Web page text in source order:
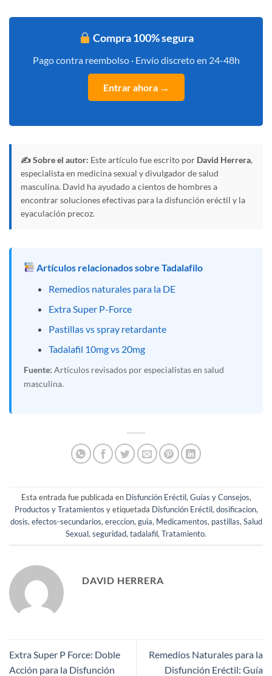
Compra 100% segura
Pago contra reembolso · Envío discreto en 24-48h
Entrar ahora →
✍️ Sobre el autor: Este artículo fue escrito por David Herrera,
especialista en medicina sexual y divulgador de salud
masculina. David ha ayudado a cientos de hombres a
encontrar soluciones efectivas para la disfunción eréctil y la
eyaculación precoz.
Artículos relacionados sobre Tadalafilo
Remedios naturales para la DE
Extra Super P-Force
Pastillas vs spray retardante
Tadalafil 10mg vs 20mg
Fuente: Artículos revisados por especialistas en salud
masculina.
Esta entrada fue publicada en Disfunción Eréctil, Guías y Consejos,
Productos y Tratamientos y etiquetada Disfunción Eréctil, dosificacion,
dosis, efectos-secundarios, ereccion, guia, Medicamentos, pastillas, Salud
Sexual, seguridad, tadalafil, Tratamiento.
DAVID HERRERA
Extra Super P Force: Doble
Acción para la Disfunción
Remedios Naturales para la
Disfunción Eréctil: Guía